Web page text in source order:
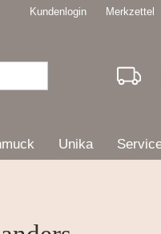
Kundenlogin Merkzettel
Unika